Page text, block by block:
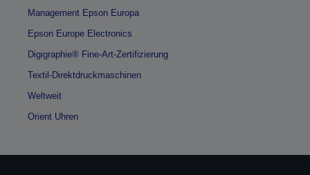
Management Epson Europa
Epson Europe Electronics
Digigraphie® Fine-Art-Zertifizierung
Textil-Direktdruckmaschinen
Weltweit
Orient Uhren